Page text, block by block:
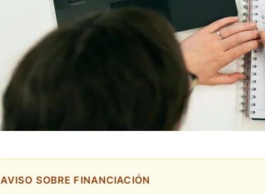
AVISO SOBRE FINANCIACIÓN